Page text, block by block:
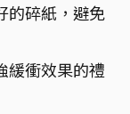
的碎紙，避免
緩衝效果的禮